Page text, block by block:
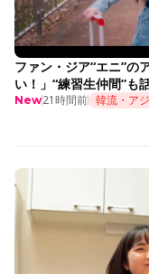
ファン・ジア“エニ”の
い！」“練習生仲間”も
New21時間前 韓流・ア